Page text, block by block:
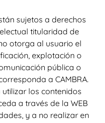
sujetos a derechos
titularidad de
otorga al usuario el
explotación o
pública o
a CAMBRA.
los contenidos
a través de la WEB
y a no realizar en